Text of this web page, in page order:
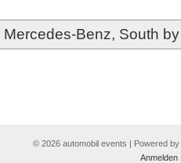
Mercedes-Benz, South
© 2026 automobil events | Powered by
Anmelden|